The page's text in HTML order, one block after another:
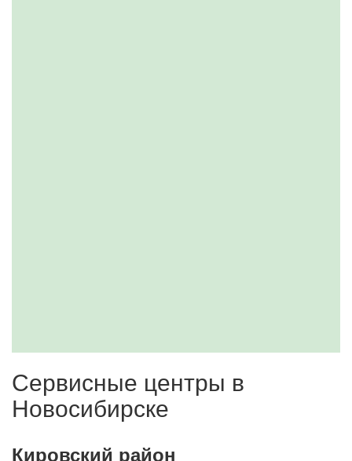
Сервисные центры в
Новосибирске
Кировский район